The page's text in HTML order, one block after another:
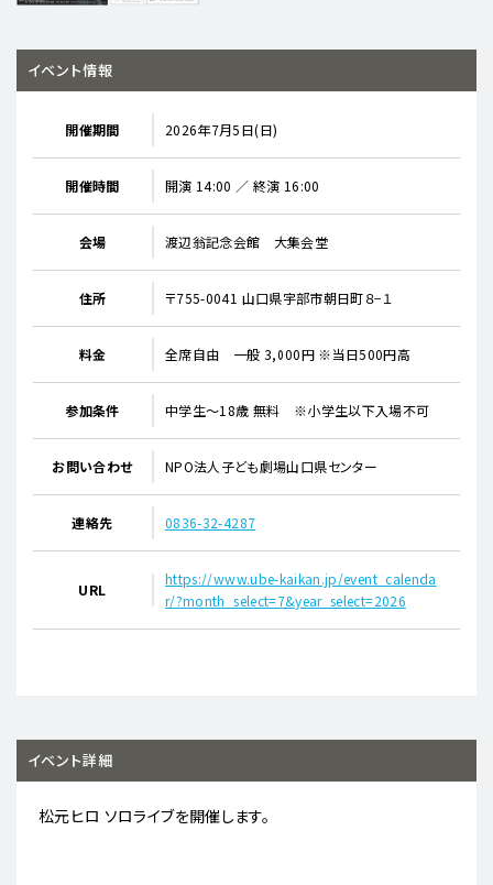
イベント情報
開催期間 2026年7月5日(日)
開催時間 開演 14:00 ／ 終演 16:00
会場 渡辺翁記念会館 大集会堂
住所 〒755-0041 山口県宇部市朝日町８−１
料金 全席自由 一般 3,000円 ※当日500円高
参加条件 中学生～18歳 無料 ※小学生以下入場不可
お問い合わせ NPO法人子ども劇場山口県センター
連絡先 0836-32-4287
URL
https://www.ube-kaikan.jp/event_calenda
r/?month_select=7&year_select=2026
イベント詳細
松元ヒロ ソロライブを開催します。